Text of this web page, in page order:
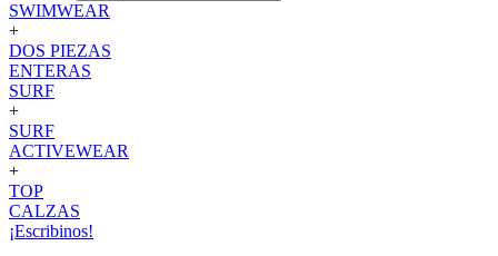
SWIMWEAR
+
DOS PIEZAS
ENTERAS
SURF
+
SURF
ACTIVEWEAR
+
TOP
CALZAS
¡Escribinos!